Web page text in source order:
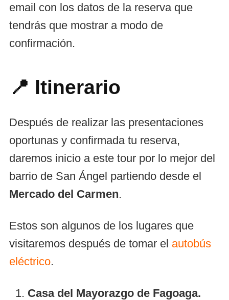
email con los datos de la reserva que
tendrás que mostrar a modo de
confirmación.
📍 Itinerario
Después de realizar las presentaciones
oportunas y confirmada tu reserva,
daremos inicio a este tour por lo mejor del
barrio de San Ángel partiendo desde el
Mercado del Carmen.
Estos son algunos de los lugares que
visitaremos después de tomar el autobús
eléctrico.
Casa del Mayorazgo de Fagoaga.